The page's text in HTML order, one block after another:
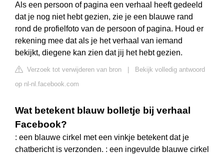
Als een persoon of pagina een verhaal heeft gedeeld
dat je nog niet hebt gezien, zie je een blauwe rand
rond de profielfoto van de persoon of pagina. Houd er
rekening mee dat als je het verhaal van iemand
bekijkt, diegene kan zien dat jij het hebt gezien.
Verzoek tot verwijderen van bron
Bekijk volledig antwoord
op nl-nl.facebook.com
Wat betekent blauw bolletje bij verhaal
Facebook?
: een blauwe cirkel met een vinkje betekent dat je
chatbericht is verzonden. : een ingevulde blauwe cirkel